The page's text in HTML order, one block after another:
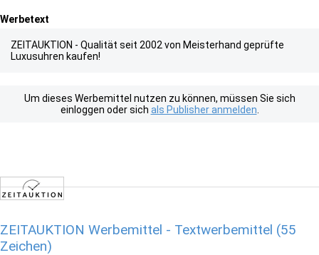
Werbetext
ZEITAUKTION - Qualität seit 2002 von Meisterhand geprüfte
Luxusuhren kaufen!
Um dieses Werbemittel nutzen zu können, müssen Sie sich
einloggen oder sich als Publisher anmelden
ZEITAUKTION Werbemittel - Textwerbemittel (55
Zeichen)